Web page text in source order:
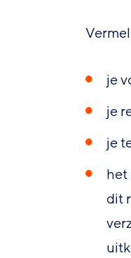
je
je
je
het
dit